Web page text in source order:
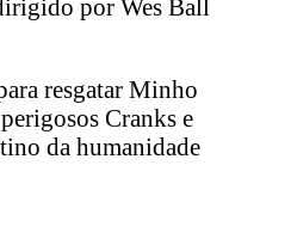
por Wes Ball
resgatar Minho
Cranks e
da humanidade